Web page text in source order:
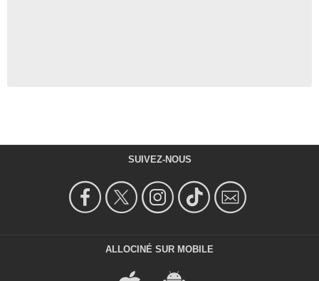
SUIVEZ-NOUS
ALLOCINÉ SUR MOBILE